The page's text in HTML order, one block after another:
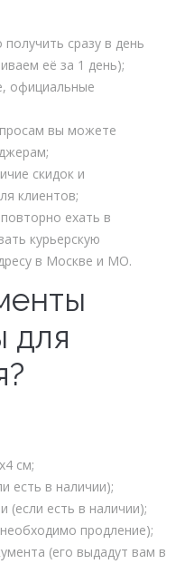
сразу в день
её за 1 день);
официальные
вы можете
скидок и
клиентов;
ехать в
курьерскую
в Москве и МО.
для
см;
есть в наличии);
(если есть в наличии);
продление);
(его выдадут вам в